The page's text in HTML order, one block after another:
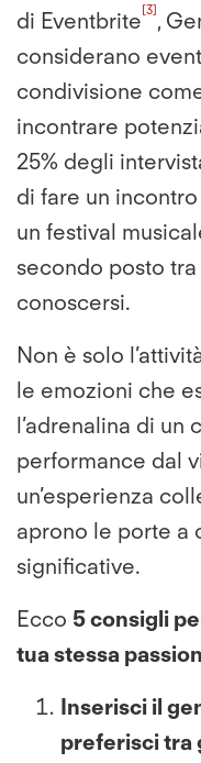
di Eventbrite[3],
considerano
condivisione
incontrare
25% degli
di fare un
un festival
secondo posto
conoscersi.
Non è solo
le emozioni che
l’adrenalina di un
performance dal
un’esperienza
aprono le porte a
significative.
Ecco 5 consigli
tua stessa
Inserisci il
preferisci tra